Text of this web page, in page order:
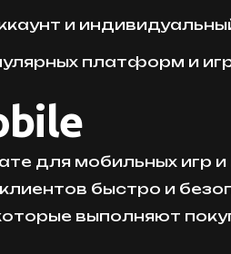
и
платформ и
для мобильных игр
быстро и
выполняют